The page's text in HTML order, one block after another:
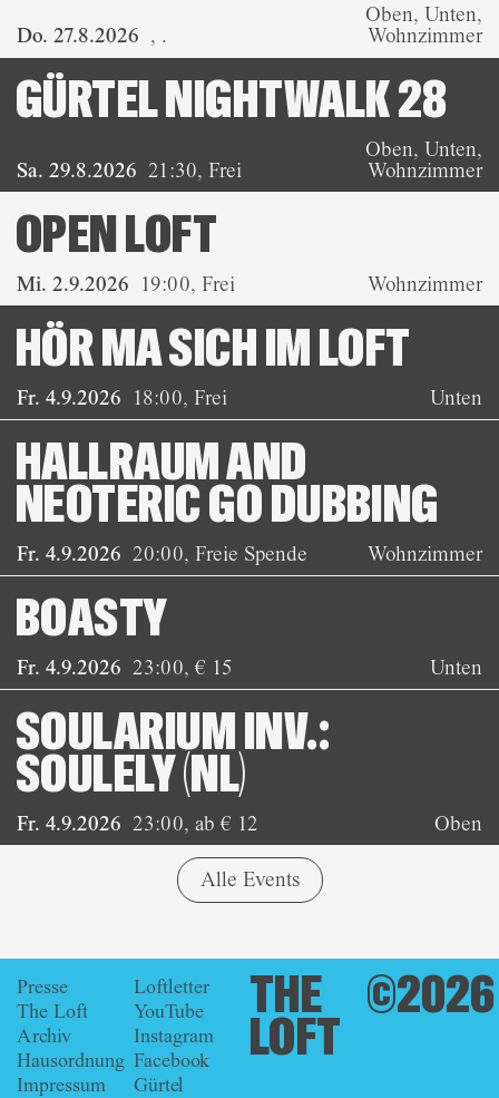
Do. 27.8.2026 , .
Oben, Unten,
Wohnzimmer
Sa. 29.8.2026 21:30,Frei
GÜRTEL NIGHTWALK 28
Oben, Unten,
Wohnzimmer
Mi. 2.9.2026 19:00,Frei
OPEN LOFT
Wohnzimmer
Fr. 4.9.2026 18:00,Frei
HÖR MA SICH IM LOFT
Unten
Fr. 4.9.2026 20:00,Freie Spende
HALLRAUM AND
NEOTERIC GO DUBBING
Wohnzimmer
Fr. 4.9.2026 23:00,€ 15
BOASTY
Unten
Fr. 4.9.2026 23:00, ab € 12
SOULARIUM INV.:
SOULELY (NL)
Oben
Alle Events
THE
LOFT
Presse
The Loft
Archiv
Hausordnung
Impressum
Loftletter
YouTube
Instagram
Facebook
Gürtel
©2026